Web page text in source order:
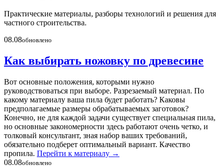
Практические материалы, разборы технологий и решения для
частного строительства.
08.08обновлено
Как выбирать ножовку по древесине
Вот основные положения, которыми нужно
руководствоваться при выборе. Разрезаемый материал. По
какому материалу ваша пила будет работать? Каковы
предполагаемые размеры обрабатываемых заготовок?
Конечно, не для каждой задачи существует специальная пила,
но основные закономерности здесь работают очень четко, и
толковый консультант, зная набор ваших требований,
обязательно подберет оптимальный вариант. Качество
пропила. Перейти к материалу →
08.08обновлено